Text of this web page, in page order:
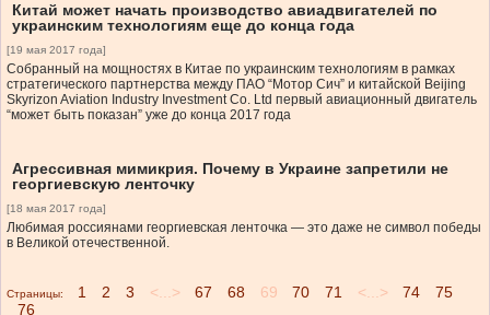
Китай может начать производство авиадвигателей по
украинским технологиям еще до конца года
[19 мая 2017 года]
Собранный на мощностях в Китае по украинским технологиям в рамках
стратегического партнерства между ПАО “Мотор Сич” и китайской Beijing
Skyrizon Aviation Industry Investment Co. Ltd первый авиационный двигатель
“может быть показан” уже до конца 2017 года
Агрессивная мимикрия. Почему в Украине запретили не
георгиевскую ленточку
[18 мая 2017 года]
Любимая россиянами георгиевская ленточка — это даже не символ победы
в Великой отечественной.
Страницы: 1 2 3 <...> 67 68 69 70 71 <...> 74
75
76